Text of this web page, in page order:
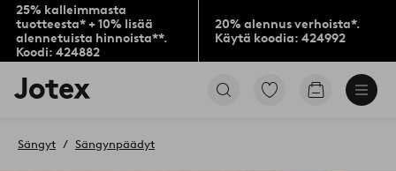
25% kalleimmasta
tuotteesta* + 10% lisää
alennetuista hinnoista**.
Koodi: 424882
20% alennus verhoista*.
Käytä koodia: 424992
Jotex-
logo
aloitussivulle
Siirry
Siirry
Sängyt Sängynpäädyt